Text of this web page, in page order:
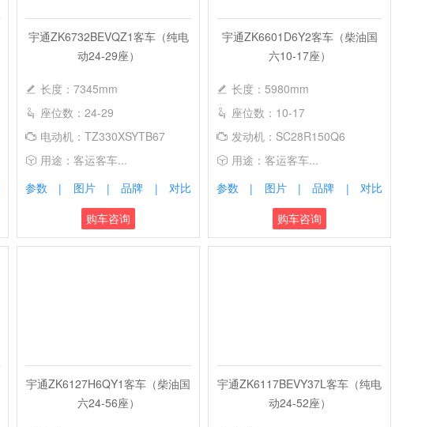
宇通ZK6732BEVQZ1客车（纯电
动24-29座）
长度：7345mm
座位数：24-29
电动机：TZ330XSYTB67
用途：客运客车...
参数
| 图片 | 品牌 |
对比
购车咨询
宇通ZK6601D6Y2客车（柴油国
六10-17座）
长度：5980mm
座位数：10-17
发动机：SC28R150Q6
用途：客运客车...
参数
| 图片 | 品牌 |
对比
购车咨询
宇通ZK6127H6QY1客车（柴油国
六24-56座）
宇通ZK6117BEVY37L客车（纯电
动24-52座）